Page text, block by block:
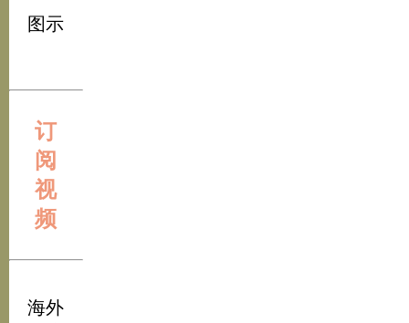
图示
订
阅
视
频
海外